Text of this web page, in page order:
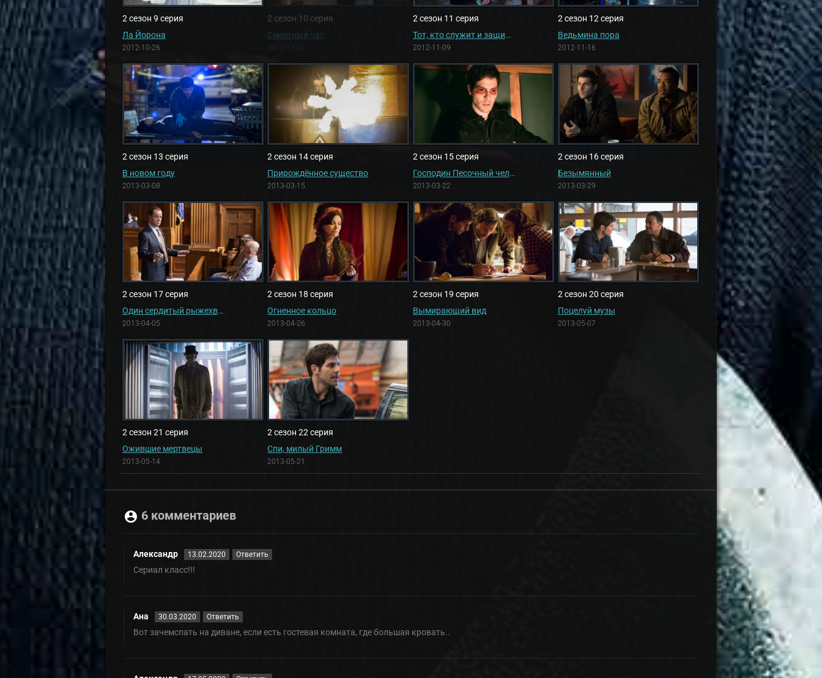
2 сезон 9 серия
Ла Йорона
2012-10-26
2 сезон 10 серия
Смертный час
2 сезон 11 серия
Тот, кто служит и защищает
2012-11-09
2 сезон 12 серия
Ведьмина пора
2012-11-16
2 сезон 13 серия
В новом году
2013-03-08
2 сезон 14 серия
Прирождённое существо
2013-03-15
2 сезон 15 серия
Господин Песочный человек
2013-03-22
2 сезон 16 серия
Безымянный
2013-03-29
2 сезон 17 серия
Один сердитый рыжехвост
2013-04-05
2 сезон 18 серия
Огненное кольцо
2013-04-26
2 сезон 19 серия
Вымирающий вид
2013-04-30
2 сезон 20 серия
Поцелуй музы
2013-05-07
2 сезон 21 серия
Ожившие мертвецы
2013-05-14
2 сезон 22 серия
Спи, милый Гримм
2013-05-21
6 комментариев
Александр 13.02.2020 Ответить
Сериал класс!!!
Ана 30.03.2020 Ответить
Вот зачемспать на диване, если есть гостевая комната, где большая кровать..